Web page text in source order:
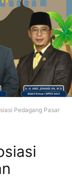
Pedagang Pasar